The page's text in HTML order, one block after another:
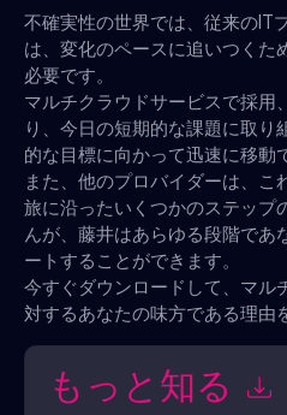
不確実性の世界では、従来のIT
は、変化のペースに追いつくた
必要です。
マルチクラウドサービスで採用
り、今日の短期的な課題に取り
的な目標に向かって迅速に移動
また、他のプロバイダーは、
旅に沿ったいくつかのステップ
んが、藤井はあらゆる段階であ
ートすることができます。
今すぐダウンロードして、マル
対するあなたの味方である理由
もっと知る